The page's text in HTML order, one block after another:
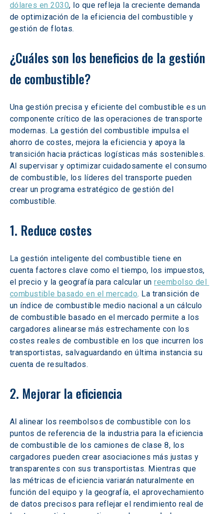
dólares en 2030, lo que refleja la creciente demanda
de optimización de la eficiencia del combustible y
gestión de flotas.
¿Cuáles son los beneficios de la gestión
de combustible?
Una gestión precisa y eficiente del combustible es un
componente crítico de las operaciones de transporte
modernas. La gestión del combustible impulsa el
ahorro de costes, mejora la eficiencia y apoya la
transición hacia prácticas logísticas más sostenibles.
Al supervisar y optimizar cuidadosamente el consumo
de combustible, los líderes del transporte pueden
crear un programa estratégico de gestión del
combustible.
1. Reduce costes
La gestión inteligente del combustible tiene en
cuenta factores clave como el tiempo, los impuestos,
el precio y la geografía para calcular un reembolso del
combustible basado en el mercado. La transición de
un índice de combustible medio nacional a un cálculo
de combustible basado en el mercado permite a los
cargadores alinearse más estrechamente con los
costes reales de combustible en los que incurren los
transportistas, salvaguardando en última instancia su
cuenta de resultados.
2. Mejorar la eficiencia
Al alinear los reembolsos de combustible con los
puntos de referencia de la industria para la eficiencia
de combustible de los camiones de clase 8, los
cargadores pueden crear asociaciones más justas y
transparentes con sus transportistas. Mientras que
las métricas de eficiencia variarán naturalmente en
función del equipo y la geografía, el aprovechamiento
de datos precisos para reflejar el rendimiento real de